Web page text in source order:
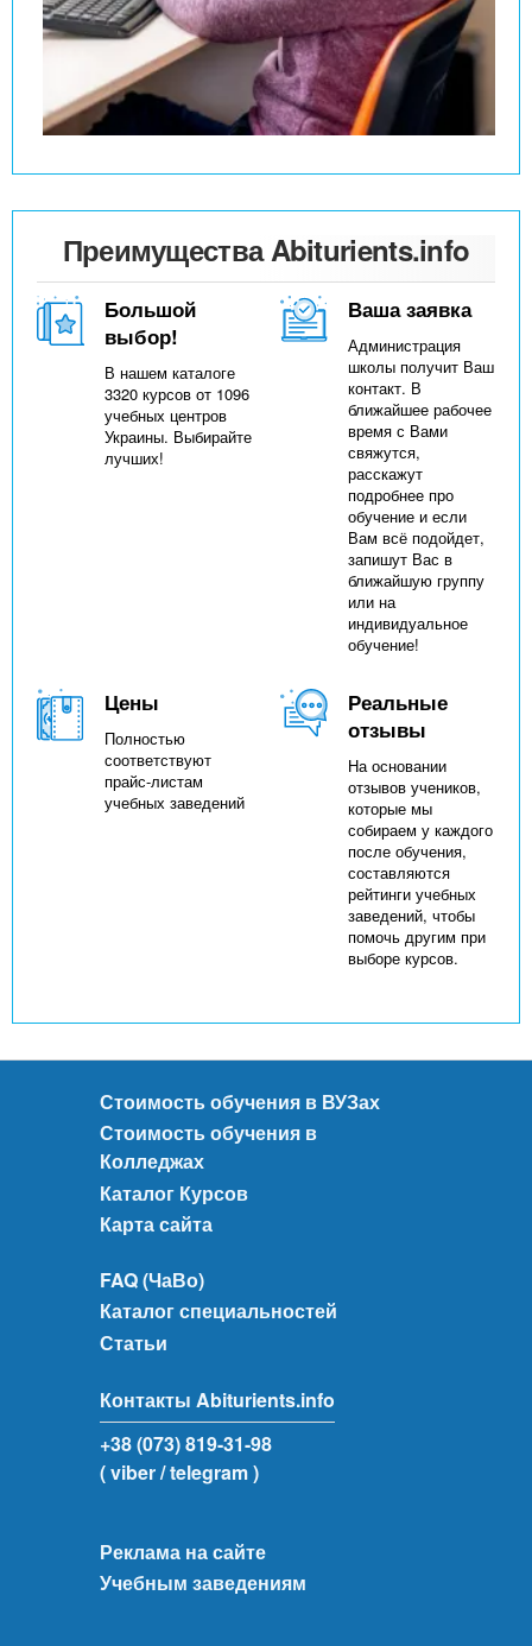
Преимущества Abiturients.info
Большой
выбор!
В нашем каталоге
3320 курсов от 1096
учебных центров
Украины. Выбирайте
лучших!
Ваша заявка
Администрация
школы получит Ваш
контакт. В
ближайшее рабочее
время с Вами
свяжутся,
расскажут
подробнее про
обучение и если
Вам всё подойдет,
запишут Вас в
ближайшую группу
или на
индивидуальное
обучение!
Цены
Полностью
соответствуют
прайс-листам
учебных заведений
Реальные
отзывы
На основании
отзывов учеников,
которые мы
собираем у каждого
после обучения,
составляются
рейтинги учебных
заведений, чтобы
помочь другим при
выборе курсов.
Стоимость обучения в ВУЗах
Стоимость обучения в
Колледжах
Каталог Курсов
Карта сайта
FAQ (ЧаВо)
Каталог специальностей
Статьи
Контакты Abiturients.info
+38 (073) 819-31-98
( viber/ telegram )
Реклама на сайте
Учебным заведениям